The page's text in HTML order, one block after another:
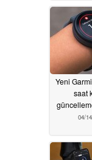
04/
Yeni
saat
04/